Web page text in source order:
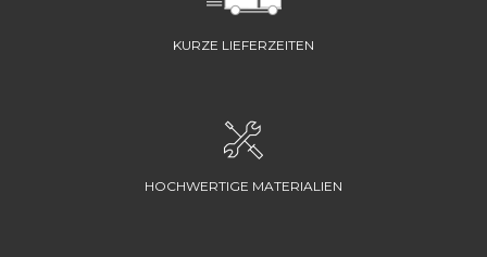
KURZE LIEFERZEITEN
HOCHWERTIGE MATERIALIEN